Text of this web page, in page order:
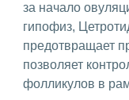
за начало
гипофиз,
предотвращает
позволяет
фолликулов в